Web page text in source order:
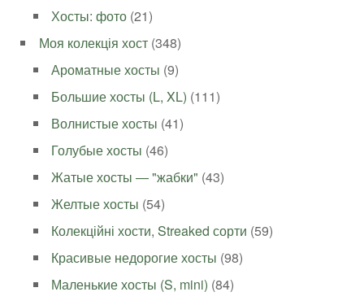
Хосты: фото (21)
Моя колекція хост (348)
Ароматные хосты (9)
Большие хосты (L, XL) (111)
Волнистые хосты (41)
Голубые хосты (46)
Жатые хосты — "жабки" (43)
Желтые хосты (54)
Колекційні хости, Streaked сорти (59)
Красивые недорогие хосты (98)
Маленькие хосты (S, mini) (84)